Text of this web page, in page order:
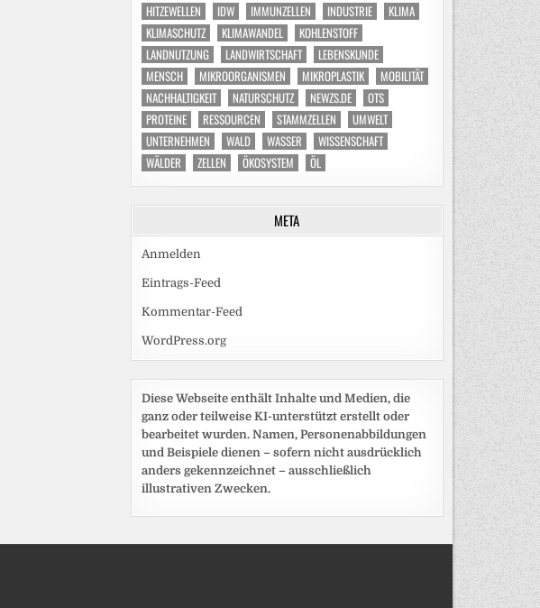
HITZEWELLEN
IDW IMMUNZELLEN INDUSTRIE
KLIMA
KLIMASCHUTZ
KLIMAWANDEL
KOHLENSTOFF
LANDNUTZUNG
LANDWIRTSCHAFT
LEBENSKUNDE
MENSCH
MIKROORGANISMEN MIKROPLASTIK
MOBILITÄT
NACHHALTIGKEIT
NATURSCHUTZ NEWZS.DE
OTS
PROTEINE
RESSOURCEN STAMMZELLEN
UMWELT
UNTERNEHMEN
WALD WASSER
WISSENSCHAFT
WÄLDER
ZELLEN ÖKOSYSTEM ÖL
META
Anmelden
Eintrags-Feed
Kommentar-Feed
WordPress.org
Diese Webseite enthält Inhalte und Medien, die
ganz oder teilweise KI-unterstützt erstellt oder
bearbeitet wurden. Namen, Personenabbildungen
und Beispiele dienen – sofern nicht ausdrücklich
anders gekennzeichnet – ausschließlich
illustrativen Zwecken.